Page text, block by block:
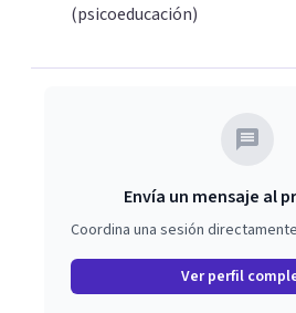
(psicoeducación)
Envía un mensaje al
Coordina una sesión
Ver perfil